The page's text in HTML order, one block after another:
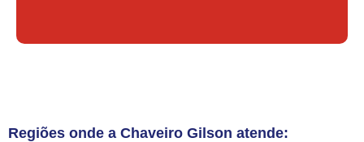
Regiões onde a Chaveiro Gilson atende: